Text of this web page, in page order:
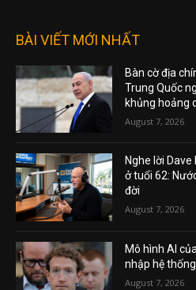
BÀI VIẾT MỚI NHẤT
Bàn cờ địa
Trung Quốc
khủng hoảng
August 7, 2026
Nghe lời
ở tuổi 62:
đời
August 7, 2026
Mô hình AI
nhập hệ
August 7, 2026